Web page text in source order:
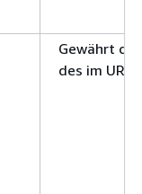
Gewährt
des im URI